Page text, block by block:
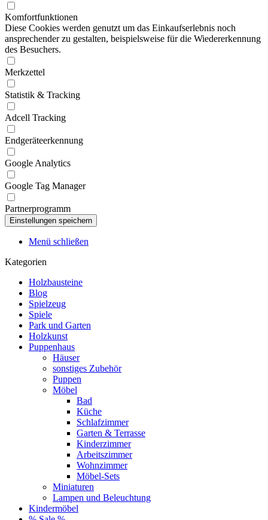
Komfortfunktionen
Diese Cookies werden genutzt um das Einkaufserlebnis noch
ansprechender zu gestalten, beispielsweise für die Wiedererkennung
des Besuchers.
Merkzettel
Statistik & Tracking
Adcell Tracking
Endgeräteerkennung
Google Analytics
Google Tag Manager
Partnerprogramm
Menü schließen
Kategorien
Holzbausteine
Blog
Spielzeug
Spiele
Park und Garten
Holzkunst
Puppenhaus
Häuser
sonstiges Zubehör
Puppen
Möbel
Bad
Küche
Schlafzimmer
Garten & Terrasse
Kinderzimmer
Arbeitszimmer
Wohnzimmer
Möbel-Sets
Miniaturen
Lampen und Beleuchtung
Kindermöbel